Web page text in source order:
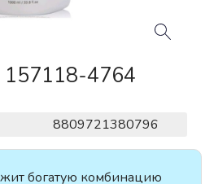
157118-4764
8809721380796
богатую комбинацию